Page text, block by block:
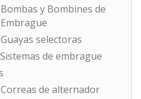
Bombas y Bombines de
Embrague
Guayas selectoras
Sistemas de embrague
Correas de alternador